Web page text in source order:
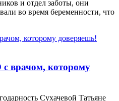
и отдел заботы, они
во время беременности, что
врачом, которому
Сухачевой Татьяне